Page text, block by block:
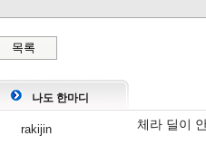
번개 줄기 : 레벨당
번개 파장
번개 12 : 레벨당 번
지옥불 (인페르노)
목록
나도 한마디
rakijin 체라 딜이